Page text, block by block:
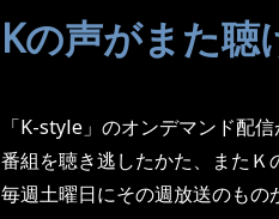
Kの声がまた聴
「K-style」のオンデマンド配信
番組を聴き逃したかた、またＫ
毎週土曜日にその週放送のもの